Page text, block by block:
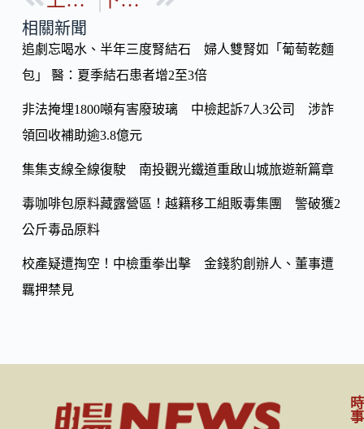
o
k
p
Li
n
k
相關新聞
追劇忘喝水、半年三度腎結石 婦人雙腎如「葡萄乾麵
包」 醫：夏季結石患者增2至3倍
非法掩埋1800噸有害廢玻璃 中檢起訴7人3公司 涉詐
領回收補助逾3.8億元
集集支線全線復駛 南投觀光鐵道重啟山城旅遊新篇章
毒咖啡包原料藏露營區！越籍移工組販毒集團 警破獲2
公斤毒品原料
校產疑遭掏空！中檢重拳出擊 金錢豹創辦人、董事遭
羈押禁見
時
事